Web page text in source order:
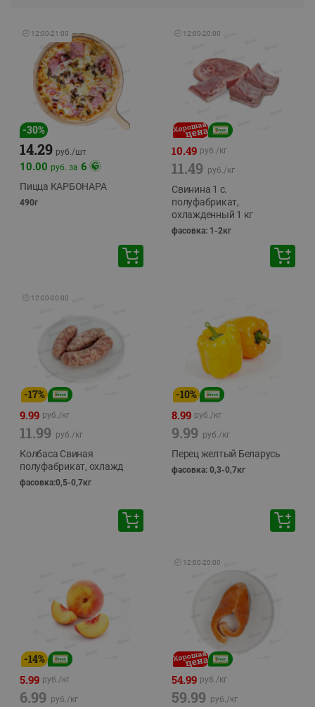
🕘 12:00-21:00
-30%
14.29 руб./шт
10.00 руб. за 6
Пицца КАРБОНАРА
490г
🕘 12:00-20:00
10.49 руб./кг
11.49 руб./кг
Свинина 1 с.
полуфабрикат,
охлажденный 1 кг
фасовка: 1-2кг
🕘 12:00-20:00
-17%
9.99 руб./кг
11.99 руб./кг
Колбаса Свиная
полуфабрикат, охлажд
фасовка:0,5-0,7кг
-10%
8.99 руб./кг
9.99 руб./кг
Перец желтый Беларусь
фасовка: 0,3-0,7кг
-14%
5.99 руб./кг
6.99 руб./кг
🕘 12:00-20:00
54.99 руб./кг
59.99 руб./кг